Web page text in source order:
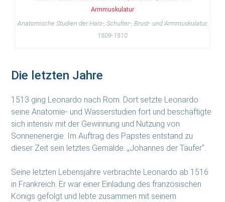
Anatomische Studien der Hals-, Schulter-, Brust- und Armmuskulatur,
1509-1510
Die letzten Jahre
1513 ging Leonardo nach Rom. Dort setzte Leonardo
seine Anatomie- und Wasserstudien fort und beschäftigte
sich intensiv mit der Gewinnung und Nutzung von
Sonnenenergie. Im Auftrag des Papstes entstand zu
dieser Zeit sein letztes Gemälde: „Johannes der Täufer“.
Seine letzten Lebensjahre verbrachte Leonardo ab 1516
in Frankreich. Er war einer Einladung des französischen
Königs gefolgt und lebte zusammen mit seinem